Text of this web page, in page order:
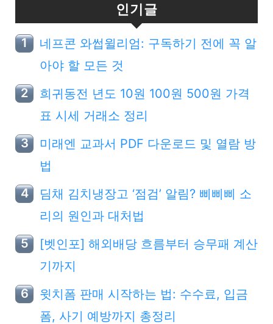
인기글
네프콘 와썹윌리엄: 구독하기 전에 꼭 알
아야 할 모든 것
희귀동전 년도 10원 100원 500원 가격
표 시세 거래소 정리
미래엔 교과서 PDF 다운로드 및 열람 방
법
딤채 김치냉장고 ‘점검’ 알림? 삐삐삐 소
리의 원인과 대처법
[벳인포] 해외배당 흐름부터 승무패 계산
기까지
윗치폼 판매 시작하는 법: 수수료, 입금
폼, 사기 예방까지 총정리